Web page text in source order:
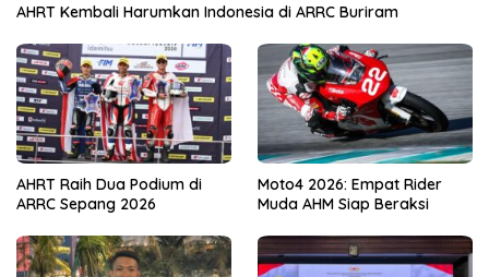
AHRT Kembali Harumkan Indonesia di ARRC Buriram
AHRT Raih Dua Podium di
ARRC Sepang 2026
Moto4 2026: Empat Rider
Muda AHM Siap Beraksi